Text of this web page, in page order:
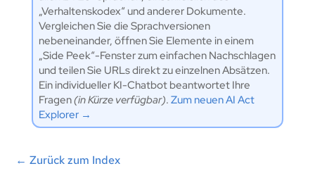
„Verhaltenskodex“ und anderer Dokumente.
Vergleichen Sie die Sprachversionen
nebeneinander, öffnen Sie Elemente in einem
„Side Peek“-Fenster zum einfachen Nachschlagen
und teilen Sie URLs direkt zu einzelnen Absätzen.
Ein individueller KI-Chatbot beantwortet Ihre
Fragen(in Kürze verfügbar). Zum neuen AI Act
Explorer →
←Zurück zum Index